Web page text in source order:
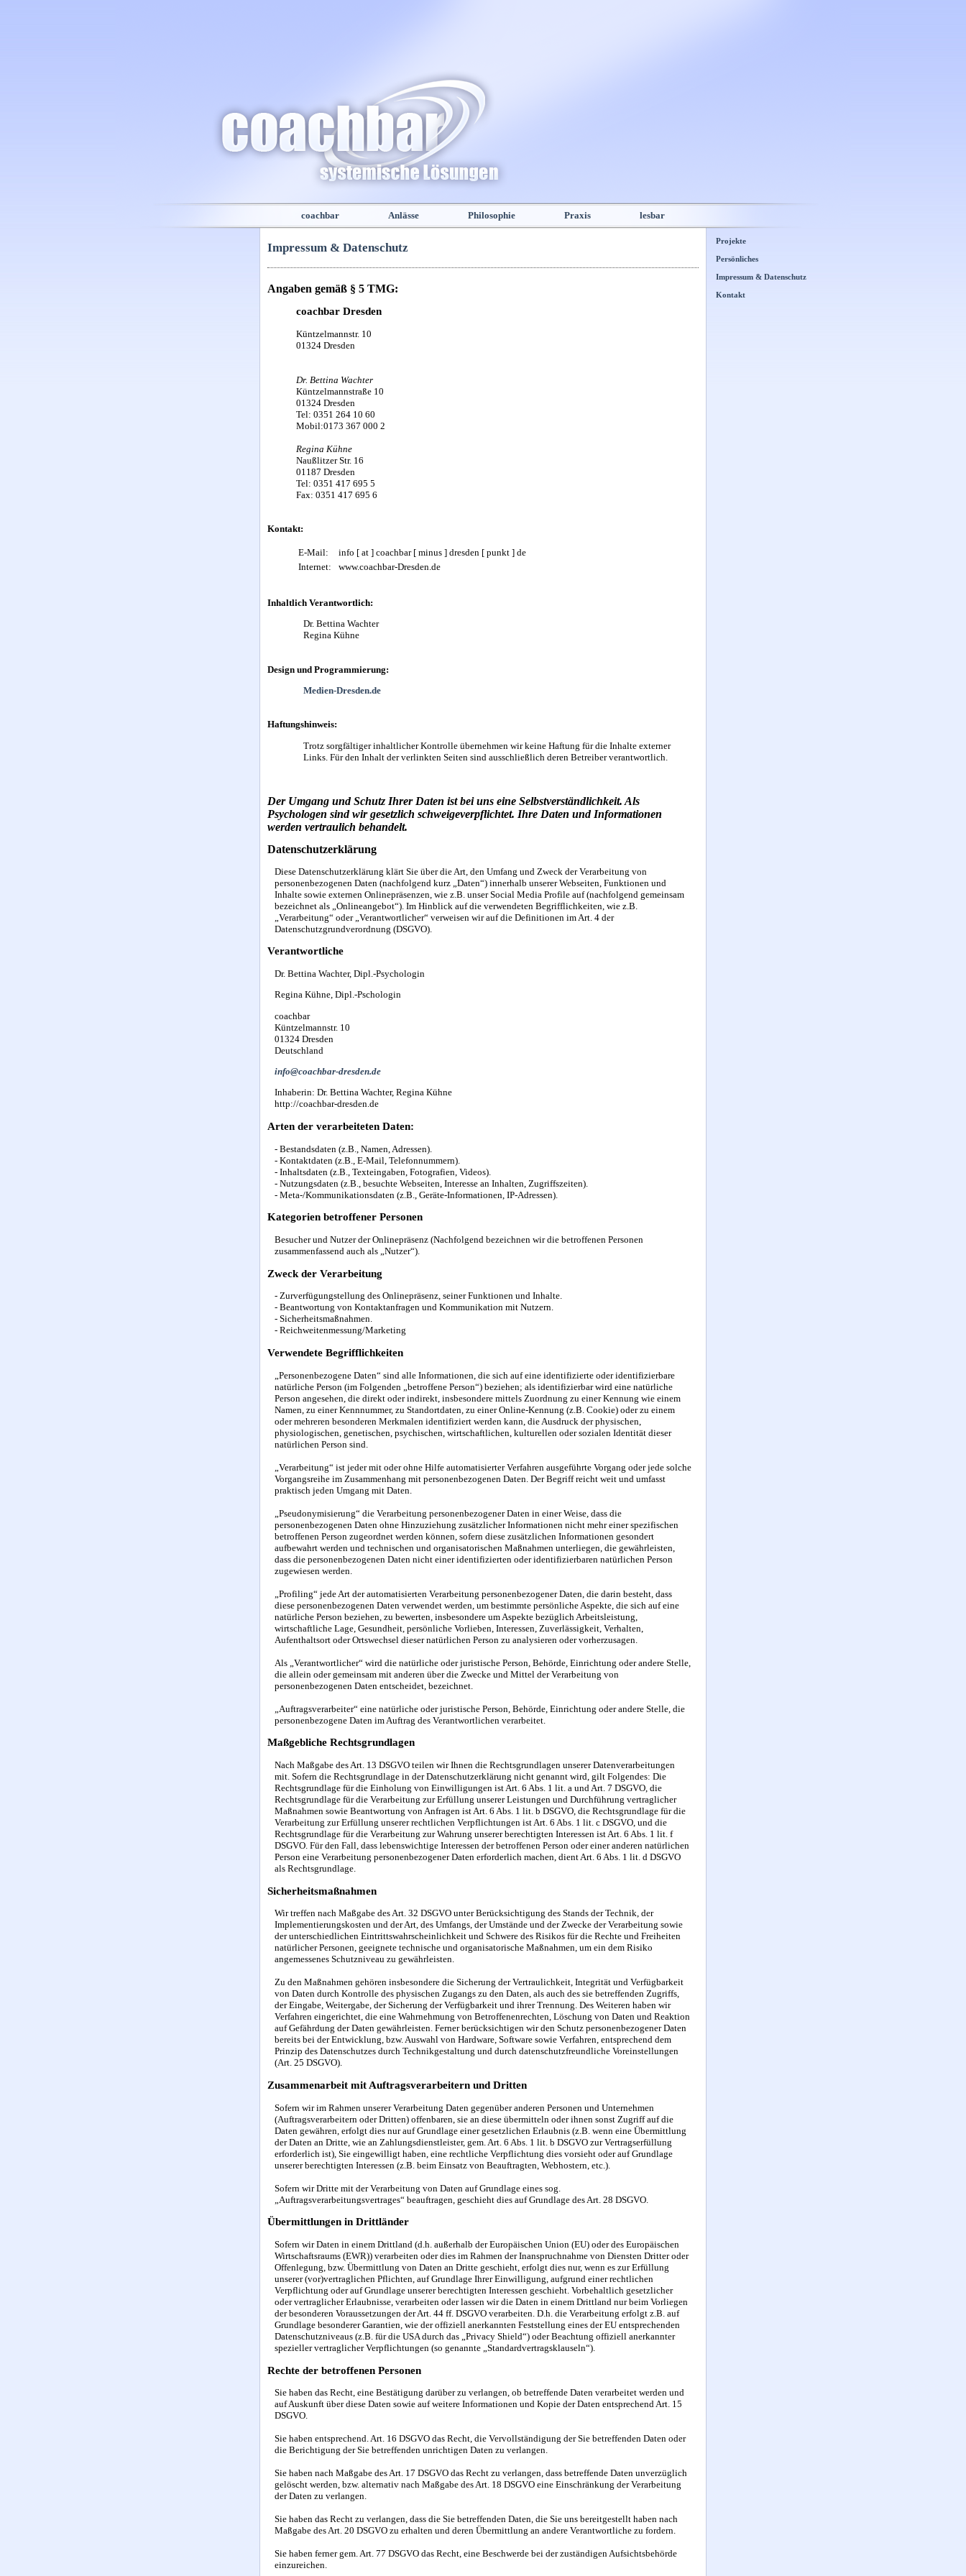
coachbar Anlässe Philosophie Praxis lesbar
Impressum & Datenschutz
Angaben gemäß § 5 TMG:
coachbar Dresden
Küntzelmannstr. 10
01324 Dresden
Dr. Bettina Wachter
Küntzelmannstraße 10
01324 Dresden
Tel: 0351 264 10 60
Mobil:0173 367 000 2
Regina Kühne
Naußlitzer Str. 16
01187 Dresden
Tel: 0351 417 695 5
Fax: 0351 417 695 6
Kontakt:
E-Mail:
info [ at ] coachbar [ minus ] dresden [ punkt ] de
Internet:
www.coachbar-Dresden.de
Inhaltlich Verantwortlich:
Dr. Bettina Wachter
Regina Kühne
Design und Programmierung:
Medien-Dresden.de
Haftungshinweis:
Trotz sorgfältiger inhaltlicher Kontrolle übernehmen wir keine Haftung für die Inhalte externer
Links. Für den Inhalt der verlinkten Seiten sind ausschließlich deren Betreiber verantwortlich.
Der Umgang und Schutz Ihrer Daten ist bei uns eine Selbstverständlichkeit. Als
Psychologen sind wir gesetzlich schweigeverpflichtet. Ihre Daten und Informationen
werden vertraulich behandelt.
Datenschutzerklärung
Diese Datenschutzerklärung klärt Sie über die Art, den Umfang und Zweck der Verarbeitung von
personenbezogenen Daten (nachfolgend kurz „Daten“) innerhalb unserer Webseiten, Funktionen und
Inhalte sowie externen Onlinepräsenzen, wie z.B. unser Social Media Profile auf (nachfolgend gemeinsam
bezeichnet als „Onlineangebot“). Im Hinblick auf die verwendeten Begrifflichkeiten, wie z.B.
„Verarbeitung“ oder „Verantwortlicher“ verweisen wir auf die Definitionen im Art. 4 der
Datenschutzgrundverordnung (DSGVO).
Verantwortliche
Dr. Bettina Wachter, Dipl.-Psychologin
Regina Kühne, Dipl.-Pschologin
coachbar
Küntzelmannstr. 10
01324 Dresden
Deutschland
info@coachbar-dresden.de
Inhaberin: Dr. Bettina Wachter, Regina Kühne
http://coachbar-dresden.de
Arten der verarbeiteten Daten:
- Bestandsdaten (z.B., Namen, Adressen).
- Kontaktdaten (z.B., E-Mail, Telefonnummern).
- Inhaltsdaten (z.B., Texteingaben, Fotografien, Videos).
- Nutzungsdaten (z.B., besuchte Webseiten, Interesse an Inhalten, Zugriffszeiten).
- Meta-/Kommunikationsdaten (z.B., Geräte-Informationen, IP-Adressen).
Kategorien betroffener Personen
Besucher und Nutzer der Onlinepräsenz (Nachfolgend bezeichnen wir die betroffenen Personen
zusammenfassend auch als „Nutzer“).
Zweck der Verarbeitung
- Zurverfügungstellung des Onlinepräsenz, seiner Funktionen und Inhalte.
- Beantwortung von Kontaktanfragen und Kommunikation mit Nutzern.
- Sicherheitsmaßnahmen.
- Reichweitenmessung/Marketing
Verwendete Begrifflichkeiten
„Personenbezogene Daten“ sind alle Informationen, die sich auf eine identifizierte oder identifizierbare
natürliche Person (im Folgenden „betroffene Person“) beziehen; als identifizierbar wird eine natürliche
Person angesehen, die direkt oder indirekt, insbesondere mittels Zuordnung zu einer Kennung wie einem
Namen, zu einer Kennnummer, zu Standortdaten, zu einer Online-Kennung (z.B. Cookie) oder zu einem
oder mehreren besonderen Merkmalen identifiziert werden kann, die Ausdruck der physischen,
physiologischen, genetischen, psychischen, wirtschaftlichen, kulturellen oder sozialen Identität dieser
natürlichen Person sind.
„Verarbeitung“ ist jeder mit oder ohne Hilfe automatisierter Verfahren ausgeführte Vorgang oder jede solche
Vorgangsreihe im Zusammenhang mit personenbezogenen Daten. Der Begriff reicht weit und umfasst
praktisch jeden Umgang mit Daten.
„Pseudonymisierung“ die Verarbeitung personenbezogener Daten in einer Weise, dass die
personenbezogenen Daten ohne Hinzuziehung zusätzlicher Informationen nicht mehr einer spezifischen
betroffenen Person zugeordnet werden können, sofern diese zusätzlichen Informationen gesondert
aufbewahrt werden und technischen und organisatorischen Maßnahmen unterliegen, die gewährleisten,
dass die personenbezogenen Daten nicht einer identifizierten oder identifizierbaren natürlichen Person
zugewiesen werden.
„Profiling“ jede Art der automatisierten Verarbeitung personenbezogener Daten, die darin besteht, dass
diese personenbezogenen Daten verwendet werden, um bestimmte persönliche Aspekte, die sich auf eine
natürliche Person beziehen, zu bewerten, insbesondere um Aspekte bezüglich Arbeitsleistung,
wirtschaftliche Lage, Gesundheit, persönliche Vorlieben, Interessen, Zuverlässigkeit, Verhalten,
Aufenthaltsort oder Ortswechsel dieser natürlichen Person zu analysieren oder vorherzusagen.
Als „Verantwortlicher“ wird die natürliche oder juristische Person, Behörde, Einrichtung oder andere Stelle,
die allein oder gemeinsam mit anderen über die Zwecke und Mittel der Verarbeitung von
personenbezogenen Daten entscheidet, bezeichnet.
„Auftragsverarbeiter“ eine natürliche oder juristische Person, Behörde, Einrichtung oder andere Stelle, die
personenbezogene Daten im Auftrag des Verantwortlichen verarbeitet.
Maßgebliche Rechtsgrundlagen
Nach Maßgabe des Art. 13 DSGVO teilen wir Ihnen die Rechtsgrundlagen unserer Datenverarbeitungen
mit. Sofern die Rechtsgrundlage in der Datenschutzerklärung nicht genannt wird, gilt Folgendes: Die
Rechtsgrundlage für die Einholung von Einwilligungen ist Art. 6 Abs. 1 lit. a und Art. 7 DSGVO, die
Rechtsgrundlage für die Verarbeitung zur Erfüllung unserer Leistungen und Durchführung vertraglicher
Maßnahmen sowie Beantwortung von Anfragen ist Art. 6 Abs. 1 lit. b DSGVO, die Rechtsgrundlage für die
Verarbeitung zur Erfüllung unserer rechtlichen Verpflichtungen ist Art. 6 Abs. 1 lit. c DSGVO, und die
Rechtsgrundlage für die Verarbeitung zur Wahrung unserer berechtigten Interessen ist Art. 6 Abs. 1 lit. f
DSGVO. Für den Fall, dass lebenswichtige Interessen der betroffenen Person oder einer anderen natürlichen
Person eine Verarbeitung personenbezogener Daten erforderlich machen, dient Art. 6 Abs. 1 lit. d DSGVO
als Rechtsgrundlage.
Sicherheitsmaßnahmen
Wir treffen nach Maßgabe des Art. 32 DSGVO unter Berücksichtigung des Stands der Technik, der
Implementierungskosten und der Art, des Umfangs, der Umstände und der Zwecke der Verarbeitung sowie
der unterschiedlichen Eintrittswahrscheinlichkeit und Schwere des Risikos für die Rechte und Freiheiten
natürlicher Personen, geeignete technische und organisatorische Maßnahmen, um ein dem Risiko
angemessenes Schutzniveau zu gewährleisten.
Zu den Maßnahmen gehören insbesondere die Sicherung der Vertraulichkeit, Integrität und Verfügbarkeit
von Daten durch Kontrolle des physischen Zugangs zu den Daten, als auch des sie betreffenden Zugriffs,
der Eingabe, Weitergabe, der Sicherung der Verfügbarkeit und ihrer Trennung. Des Weiteren haben wir
Verfahren eingerichtet, die eine Wahrnehmung von Betroffenenrechten, Löschung von Daten und Reaktion
auf Gefährdung der Daten gewährleisten. Ferner berücksichtigen wir den Schutz personenbezogener Daten
bereits bei der Entwicklung, bzw. Auswahl von Hardware, Software sowie Verfahren, entsprechend dem
Prinzip des Datenschutzes durch Technikgestaltung und durch datenschutzfreundliche Voreinstellungen
(Art. 25 DSGVO).
Zusammenarbeit mit Auftragsverarbeitern und Dritten
Sofern wir im Rahmen unserer Verarbeitung Daten gegenüber anderen Personen und Unternehmen
(Auftragsverarbeitern oder Dritten) offenbaren, sie an diese übermitteln oder ihnen sonst Zugriff auf die
Daten gewähren, erfolgt dies nur auf Grundlage einer gesetzlichen Erlaubnis (z.B. wenn eine Übermittlung
der Daten an Dritte, wie an Zahlungsdienstleister, gem. Art. 6 Abs. 1 lit. b DSGVO zur Vertragserfüllung
erforderlich ist), Sie eingewilligt haben, eine rechtliche Verpflichtung dies vorsieht oder auf Grundlage
unserer berechtigten Interessen (z.B. beim Einsatz von Beauftragten, Webhostern, etc.).
Sofern wir Dritte mit der Verarbeitung von Daten auf Grundlage eines sog.
„Auftragsverarbeitungsvertrages“ beauftragen, geschieht dies auf Grundlage des Art. 28 DSGVO.
Übermittlungen in Drittländer
Sofern wir Daten in einem Drittland (d.h. außerhalb der Europäischen Union (EU) oder des Europäischen
Wirtschaftsraums (EWR)) verarbeiten oder dies im Rahmen der Inanspruchnahme von Diensten Dritter oder
Offenlegung, bzw. Übermittlung von Daten an Dritte geschieht, erfolgt dies nur, wenn es zur Erfüllung
unserer (vor)vertraglichen Pflichten, auf Grundlage Ihrer Einwilligung, aufgrund einer rechtlichen
Verpflichtung oder auf Grundlage unserer berechtigten Interessen geschieht. Vorbehaltlich gesetzlicher
oder vertraglicher Erlaubnisse, verarbeiten oder lassen wir die Daten in einem Drittland nur beim Vorliegen
der besonderen Voraussetzungen der Art. 44 ff. DSGVO verarbeiten. D.h. die Verarbeitung erfolgt z.B. auf
Grundlage besonderer Garantien, wie der offiziell anerkannten Feststellung eines der EU entsprechenden
Datenschutzniveaus (z.B. für die USA durch das „Privacy Shield“) oder Beachtung offiziell anerkannter
spezieller vertraglicher Verpflichtungen (so genannte „Standardvertragsklauseln“).
Rechte der betroffenen Personen
Sie haben das Recht, eine Bestätigung darüber zu verlangen, ob betreffende Daten verarbeitet werden und
auf Auskunft über diese Daten sowie auf weitere Informationen und Kopie der Daten entsprechend Art. 15
DSGVO.
Sie haben entsprechend. Art. 16 DSGVO das Recht, die Vervollständigung der Sie betreffenden Daten oder
die Berichtigung der Sie betreffenden unrichtigen Daten zu verlangen.
Sie haben nach Maßgabe des Art. 17 DSGVO das Recht zu verlangen, dass betreffende Daten unverzüglich
gelöscht werden, bzw. alternativ nach Maßgabe des Art. 18 DSGVO eine Einschränkung der Verarbeitung
der Daten zu verlangen.
Sie haben das Recht zu verlangen, dass die Sie betreffenden Daten, die Sie uns bereitgestellt haben nach
Maßgabe des Art. 20 DSGVO zu erhalten und deren Übermittlung an andere Verantwortliche zu fordern.
Sie haben ferner gem. Art. 77 DSGVO das Recht, eine Beschwerde bei der zuständigen Aufsichtsbehörde
einzureichen.
Projekte
Persönliches
Impressum & Datenschutz
Kontakt